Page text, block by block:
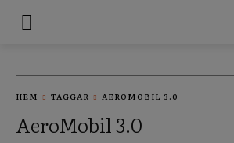
HEM TAGGAR AEROMOBIL 3.0
AeroMobil 3.0